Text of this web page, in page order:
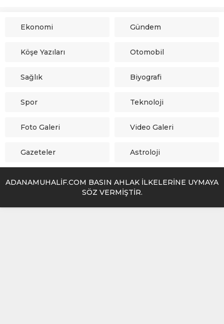
Ekonomi Gündem
Köşe Yazıları Otomobil
Sağlık Biyografi
Spor Teknoloji
Foto Galeri Video Galeri
Gazeteler Astroloji
ADANAMUHALİF.COM BASIN AHLAK İLKELERİNE UYMAYA
SÖZ VERMİŞTİR.